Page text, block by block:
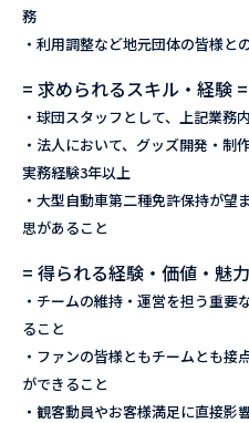
務
・利用調整など地元団体の皆様と
= 求められるスキル・経験 =
・球団スタッフとして、上記業務
・法人において、グッズ開発・制
実務経験3年以上
・大型自動車第二種免許保持が
思があること
= 得られる経験・価値・魅
・チームの維持・運営を担う重要
ること
・ファンの皆様ともチームとも接
ができること
・観客動員やお客様満足に直接影